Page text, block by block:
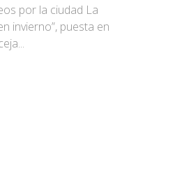
por la ciudad La
invierno”, puesta en